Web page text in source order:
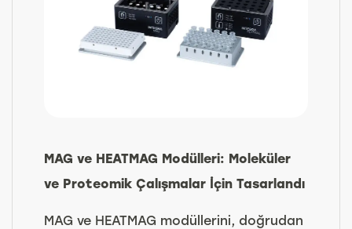
MAG ve HEATMAG Modülleri: Moleküler
ve Proteomik Çalışmalar İçin Tasarlandı
MAG ve HEATMAG modüllerini, doğrudan